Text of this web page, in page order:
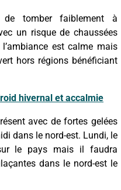
tomber faiblement à
un risque de chaussées
est calme mais
hors régions bénéficiant
hivernal et accalmie
avec de fortes gelées
dans le nord-est. Lundi, le
le pays mais il faudra
dans le nord-est le